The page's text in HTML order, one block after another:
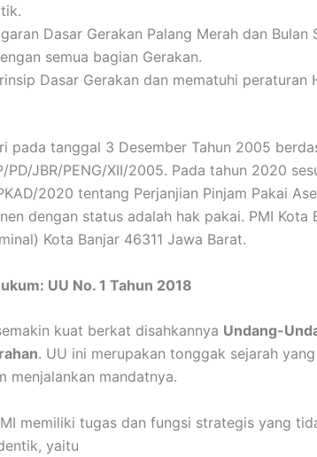
Dasar Gerakan Palang Merah dan
semua bagian Gerakan.
Dasar Gerakan dan mematuhi peraturan
pada tanggal 3 Desember Tahun 2005
PD/JBR/PENG/XII/2005. Pada tahun 2020
2020 tentang Perjanjian Pinjam Pakai
dengan status adalah hak pakai. PMI Kota
Kota Banjar 46311 Jawa Barat.
UU No. 1 Tahun 2018
kuat berkat disahkannya Undang-
. UU ini merupakan tonggak sejarah
menjalankan mandatnya.
memiliki tugas dan fungsi strategis yang
yaitu